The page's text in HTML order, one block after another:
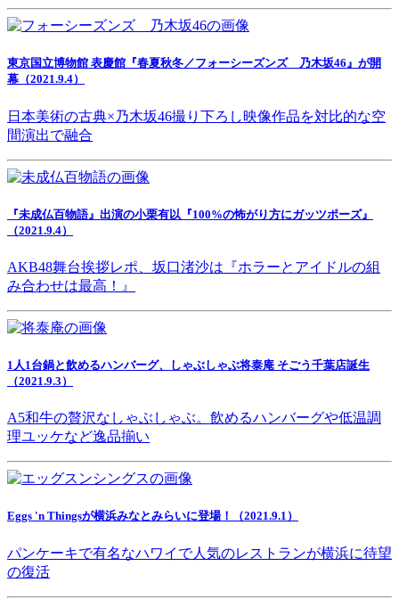
東京国立博物館 表慶館『春夏秋冬／フォーシーズンズ 乃木坂46』が開
幕（2021.9.4）
日本美術の古典×乃木坂46撮り下ろし映像作品を対比的な空
間演出で融合
『未成仏百物語』出演の小栗有以『100%の怖がり方にガッツポーズ』
（2021.9.4）
AKB48舞台挨拶レポ、坂口渚沙は『ホラーとアイドルの組
み合わせは最高！』
1人1台鍋と飲めるハンバーグ、しゃぶしゃぶ将泰庵 そごう千葉店誕生
（2021.9.3）
A5和牛の贅沢なしゃぶしゃぶ。飲めるハンバーグや低温調
理ユッケなど逸品揃い
Eggs 'n Thingsが横浜みなとみらいに登場！（2021.9.1）
パンケーキで有名なハワイで人気のレストランが横浜に待望
の復活